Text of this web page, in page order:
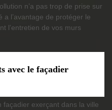
n’a pas trop de prise sur
a l’avantage de protéger le
l’entretien de vos murs
avec le façadier
exerçant dans la ville